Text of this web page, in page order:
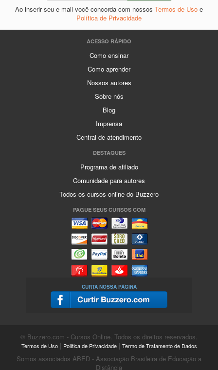
Ao inserir seu e-mail você concorda com nossos Termos de Uso e
Política de Privacidade
ACESSO RÁPIDO
Como ensinar
Como aprender
Nossos autores
Sobre nós
Blog
Imprensa
Central de atendimento
DESTAQUES
Programa de afiliado
Comunidade para autores
Todos os cursos online do Buzzero
PAGUE SEUS CURSOS COM
CURTA NOSSA PÁGINA
© Buzzero.com - Cursos Online. Todos os direitos reservados.
Termos de Uso| Política de Privacidade| Termo de Tratamento de Dados
Somos associados ABED - Associação Brasileira de Educação a
Distância